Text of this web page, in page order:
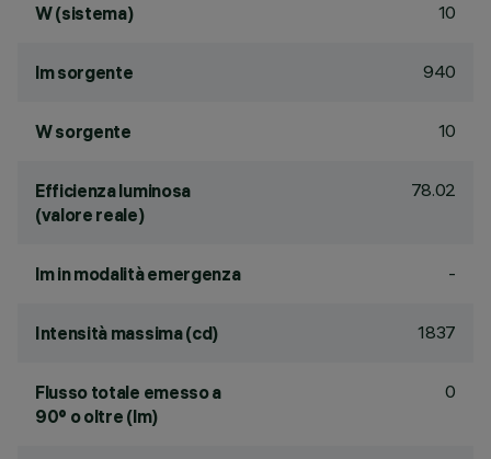
W (sistema) 10
lm sorgente 940
W sorgente 10
Efficienza luminosa
(valore reale)
78.02
lm in modalità emergenza -
Intensità massima (cd) 1837
Flusso totale emesso a
90° o oltre (lm)
0